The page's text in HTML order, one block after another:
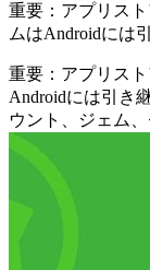
重要：アプリス
ムはAndroidには
重要：アプリス
Androidには引き
ウント、ジェム